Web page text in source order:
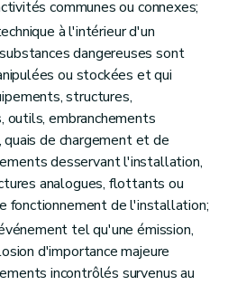
communes ou connexes;
à l'intérieur d'un
dangereuses sont
ou stockées et qui
structures,
outils, embranchements
de chargement et de
desservant l'installation,
analogues, flottants ou
fonctionnement de l'installation;
tel qu'une émission,
d'importance majeure
incontrôlés survenus au